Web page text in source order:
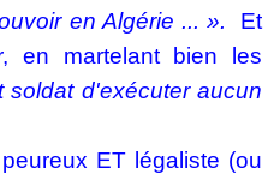
en Algérie ... ».
Et
en martelant bien les
soldat d'exécuter aucun
ET légaliste (ou